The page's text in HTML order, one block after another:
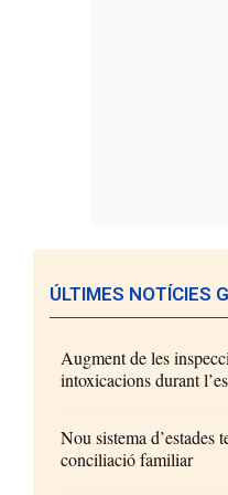
ÚLTIMES NOTÍCIES
Augment de les
intoxicacions durant
Nou sistema d’estades
conciliació familiar